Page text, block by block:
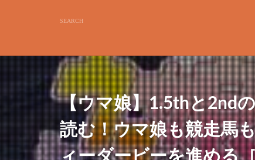
【ウマ娘】1.5thと2nd
読む！ウマ娘も競走馬
ィーダービーを進める